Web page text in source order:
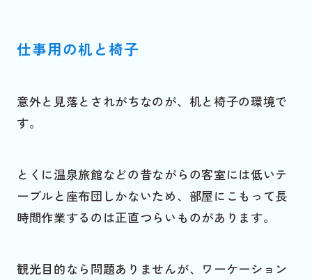
仕事用の机と椅子
意外と見落とされがちなのが、机と椅子の環境で
す。
とくに温泉旅館などの昔ながらの客室には低いテ
ーブルと座布団しかないため、部屋にこもって長
時間作業するのは正直つらいものがあります。
観光目的なら問題ありませんが、ワーケーション